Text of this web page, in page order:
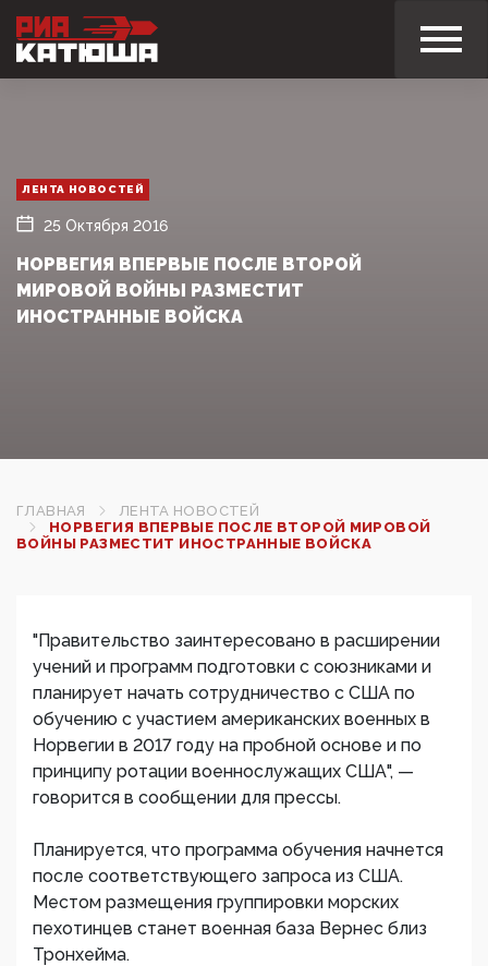
ЛЕНТА НОВОСТЕЙ
25 Октября 2016
НОРВЕГИЯ ВПЕРВЫЕ ПОСЛЕ ВТОРОЙ
МИРОВОЙ ВОЙНЫ РАЗМЕСТИТ
ИНОСТРАННЫЕ ВОЙСКА
ГЛАВНАЯ
ЛЕНТА НОВОСТЕЙ
НОРВЕГИЯ ВПЕРВЫЕ ПОСЛЕ ВТОРОЙ МИРОВОЙ
ВОЙНЫ РАЗМЕСТИТ ИНОСТРАННЫЕ ВОЙСКА
"Правительство заинтересовано в расширении
учений и программ подготовки с союзниками и
планирует начать сотрудничество с США по
обучению с участием американских военных в
Норвегии в 2017 году на пробной основе и по
принципу ротации военнослужащих США", —
говорится в сообщении для прессы.
Планируется, что программа обучения начнется
после соответствующего запроса из США.
Местом размещения группировки морских
пехотинцев станет военная база Вернес близ
Тронхейма.